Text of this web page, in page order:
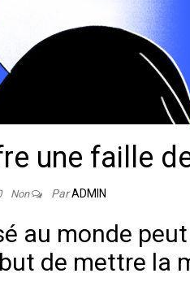
une faille
Non ParADMIN
au monde
de mettre la